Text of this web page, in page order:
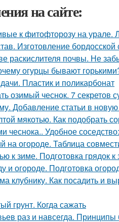
на сайте:
к фитофторозу на урале.
Изготовление бордосской
раскислителя почвы. Не
огурцы бывают
Пластик и поликарбонат
озимый чеснок. 7
Добавление статьи в
мякотью. Как подобрать
чеснока.. Удобное
на огороде. Таблица
к зиме. Подготовка грядок к
и огороде. Подготовка
клубнику. Как посадить и
грунт. Когда сажать
раз и навсегда.